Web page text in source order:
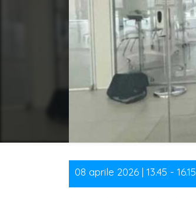
08 aprile 2026 | 13.45 - 16.15